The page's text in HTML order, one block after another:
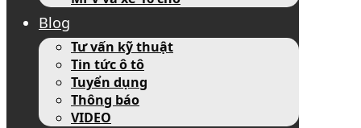
Blog
Tư vấn kỹ thuật
Tin tức ô tô
Tuyển dụng
Thông báo
VIDEO